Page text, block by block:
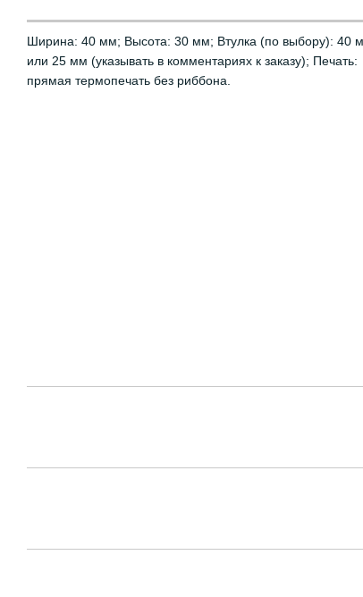
Ширина: 40 мм; Высота: 30 мм; Втулка (по выбору): 40
или 25 мм (указывать в комментариях к заказу); Печать:
прямая термопечать без риббона.